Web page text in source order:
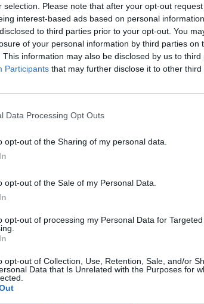
selection. Please note that after your opt-out
interest-based ads based on personal
to third parties prior to your opt-out. You
of your personal information by third parties on
This information may also be disclosed by us to
Participants that may further disclose it to other third
Data Processing Opt Outs
opt-out of the Sharing of my personal data.
opt-out of the Sale of my Personal Data.
opt-out of processing my Personal Data for Targeted
opt-out of Collection, Use, Retention, Sale, and/or
Data that Is Unrelated with the Purposes for
„Supratau, kad turiu klaustrofobiją“.